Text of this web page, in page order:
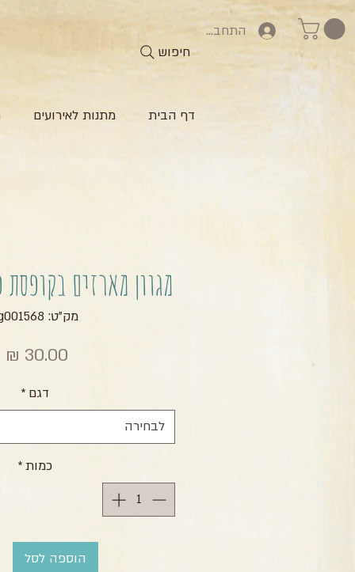
התחברות
חיפוש
דף הבית מתנות לאירועים
מגוון מארזים
מק"ט: zg001568
דגם *
לבחירה
כמות *
הוספה לסל